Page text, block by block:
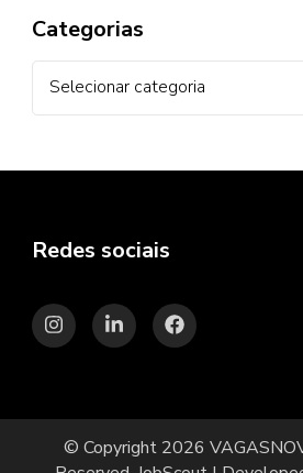
Categorias
Redes sociais
© Copyright 2026